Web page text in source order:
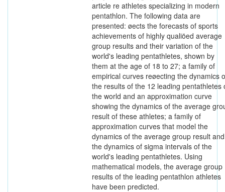
article re athletes specializing in modern
pentathlon. The following data are
presented: øects the forecasts of sports
achievements of highly qualiöed average
group results and their variation of the
world's leading pentathletes, shown by
them at the age of 18 to 27; a family of
empirical curves reøecting the dynamics
the results of the 12 leading pentathletes
the world and an approximation curve
showing the dynamics of the average
result of these athletes; a family of
approximation curves that model the
dynamics of the average group result and
the dynamics of sigma intervals of the
world's leading pentathletes. Using
mathematical models, the average group
results of the leading pentathlon athletes
have been predicted.